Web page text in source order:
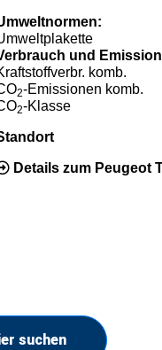
und
komb.
2-Emissionen komb.
2-Klasse
Details zum Peugeot
suchen